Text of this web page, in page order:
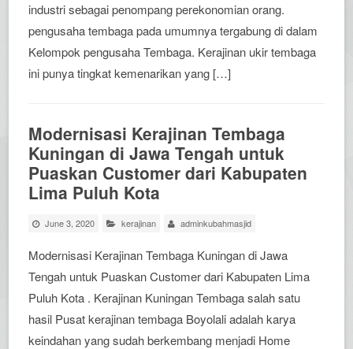
industri sebagai penompang perekonomian orang.
pengusaha tembaga pada umumnya tergabung di dalam
Kelompok pengusaha Tembaga. Kerajinan ukir tembaga
ini punya tingkat kemenarikan yang […]
Modernisasi Kerajinan Tembaga
Kuningan di Jawa Tengah untuk
Puaskan Customer dari Kabupaten
Lima Puluh Kota
June 3, 2020 kerajinan adminkubahmasjid
Modernisasi Kerajinan Tembaga Kuningan di Jawa
Tengah untuk Puaskan Customer dari Kabupaten Lima
Puluh Kota . Kerajinan Kuningan Tembaga salah satu
hasil Pusat kerajinan tembaga Boyolali adalah karya
keindahan yang sudah berkembang menjadi Home